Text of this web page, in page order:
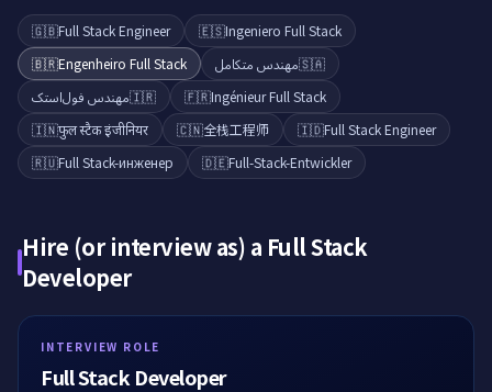
🇬🇧Full Stack Engineer 🇪🇸Ingeniero Full Stack
🇧🇷Engenheiro Full Stack 🇸🇦مهندس متكامل
🇮🇷مهندس فول‌استک 🇫🇷Ingénieur Full Stack
🇮🇳फुल स्टैक इंजीनियर 🇨🇳全栈工程师 🇮🇩Full Stack Engineer
🇷🇺Full Stack-инженер 🇩🇪Full-Stack-Entwickler
Hire (or interview as) a Full Stack
Developer
INTERVIEW ROLE
Full Stack Developer